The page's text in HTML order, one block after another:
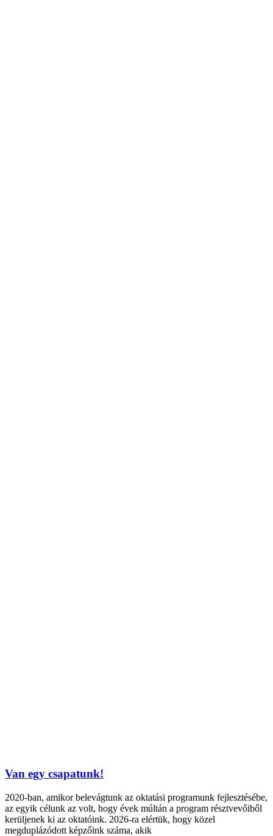
Van egy csapatunk!
2020-ban, amikor belevágtunk az oktatási programunk fejlesztésébe,
az egyik célunk az volt, hogy évek múltán a program résztvevőiből
kerüljenek ki az oktatóink. 2026-ra elértük, hogy közel
megduplázódott képzőink száma, akik